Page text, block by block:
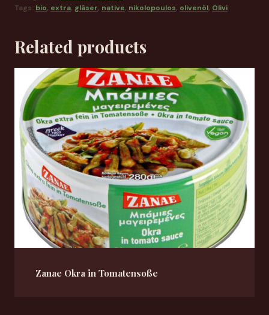
Tags: bio, extra, gläser, native, nikolopoulos, olivenöl, Olivi
Related products
Zanae Okra in Tomatensoße